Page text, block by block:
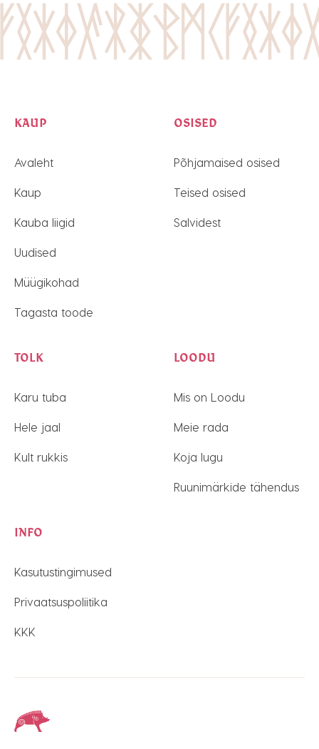
KAUP
Avaleht
Kaup
Kauba liigid
Uudised
Müügikohad
Tagasta toode
OSISED
Põhjamaised osised
Teised osised
Salvidest
TOLK
Karu tuba
Hele jaal
Kult rukkis
LOODU
Mis on Loodu
Meie rada
Koja lugu
Ruunimärkide tähendus
INFO
Kasutustingimused
Privaatsuspoliitika
KKK